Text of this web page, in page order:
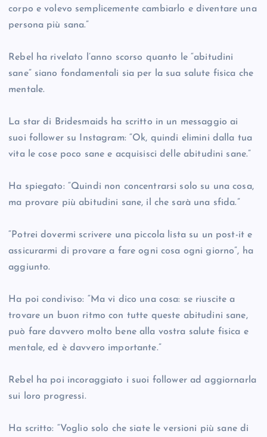
corpo e volevo semplicemente cambiarlo e diventare una
persona più sana.”
Rebel ha rivelato l’anno scorso quanto le “abitudini
sane” siano fondamentali sia per la sua salute fisica che
mentale.
La star di Bridesmaids ha scritto in un messaggio ai
suoi follower su Instagram: “Ok, quindi elimini dalla tua
vita le cose poco sane e acquisisci delle abitudini sane.”
Ha spiegato: “Quindi non concentrarsi solo su una cosa,
ma provare più abitudini sane, il che sarà una sfida.”
“Potrei dovermi scrivere una piccola lista su un post-it e
assicurarmi di provare a fare ogni cosa ogni giorno”, ha
aggiunto.
Ha poi condiviso: “Ma vi dico una cosa: se riuscite a
trovare un buon ritmo con tutte queste abitudini sane,
può fare davvero molto bene alla vostra salute fisica e
mentale, ed è davvero importante.”
Rebel ha poi incoraggiato i suoi follower ad aggiornarla
sui loro progressi.
Ha scritto: “Voglio solo che siate le versioni più sane di